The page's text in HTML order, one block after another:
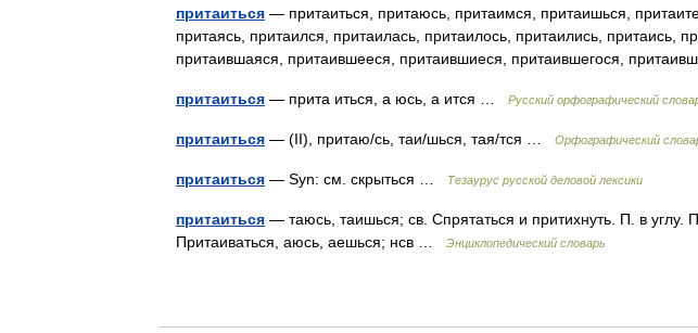
притаиться — притаиться, притаюсь, притаимся, притаишься,
притаясь, притаился, притаилась, притаилось, притаились, притаись,
притаившаяся, притаившееся, притаившиеся, притаившегося,
притаиться — прита иться, а юсь, а ится … Русский орфографический
притаиться — (II), притаю/сь, таи/шься, тая/тся … Орфографический
притаиться — Syn: см. скрыться … Тезаурус русской деловой лексики
притаиться — таюсь, таишься; св. Спрятаться и притихнуть. П. в углу.
Притаиваться, аюсь, аешься; нсв …
Энциклопедический словарь